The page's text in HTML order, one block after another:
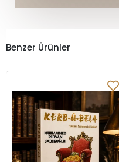
Benzer Ürünler